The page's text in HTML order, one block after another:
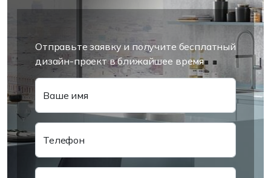
Отправьте заявку и получите бесплатный
дизайн-проект в ближайшее время
Ваше имя
Телефон